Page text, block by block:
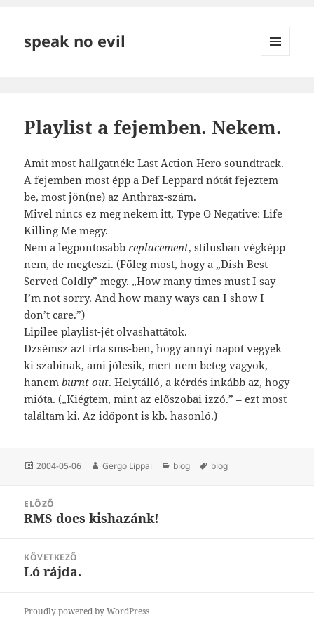
speak no evil
Playlist a fejemben. Nekem.
Amit most hallgatnék: Last Action Hero soundtrack.
A fejemben most épp a Def Leppard nótát fejeztem
be, most jön(ne) az Anthrax-szám.
Mivel nincs ez meg nekem itt, Type O Negative: Life
Killing Me megy.
Nem a legpontosabbreplacement, stílusban végképp
nem, de megteszi. (Főleg most, hogy a „Dish Best
Served Coldly” megy. „How many times must I say
I’m not sorry. And how many ways can I show I
don’t care.”)
Lipilee playlist-jét olvashattátok.
Dzsémsz azt írta sms-ben, hogy annyi napot vegyek
ki szabinak, ami jólesik, mert nem beteg vagyok,
hanemburnt out. Helytálló, a kérdés inkább az, hogy
mióta. („Kiégtem, mint az előszobai izzó.” – ezt most
találtam ki. Az időpont is kb. hasonló.)
Közzétéve
2004-05-06 Szerző
Gergo Lippai Kategória
blog Címke
blog
navigáció
ELŐZŐ
Korábbi
RMS does kishazánk!
KÖVETKEZŐ
Következő
Ló rájda.
Proudly powered by WordPress